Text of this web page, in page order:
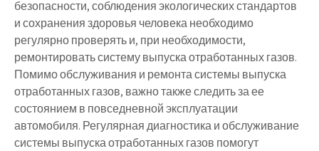
безопасности, соблюдения экологических стандартов
и сохранения здоровья человека необходимо
регулярно проверять и, при необходимости,
ремонтировать систему выпуска отработанных газов.
Помимо обслуживания и ремонта системы выпуска
отработанных газов, важно также следить за ее
состоянием в повседневной эксплуатации
автомобиля. Регулярная диагностика и обслуживание
системы выпуска отработанных газов помогут